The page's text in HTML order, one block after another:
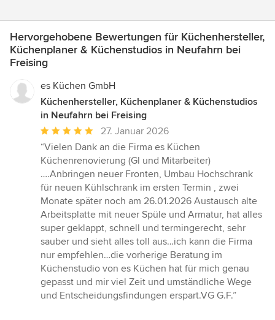
Hervorgehobene Bewertungen für Küchenhersteller,
Küchenplaner & Küchenstudios in Neufahrn bei
Freising
es Küchen GmbH
Küchenhersteller, Küchenplaner & Küchenstudios
in Neufahrn bei Freising
Durchschnittliche
Bewertung:
5
von
5
Sternen
27. Januar 2026
“Vielen Dank an die Firma es Küchen
Küchenrenovierung (Gl und Mitarbeiter)
….Anbringen neuer Fronten, Umbau Hochschrank
für neuen Kühlschrank im ersten Termin , zwei
Monate später noch am 26.01.2026 Austausch alte
Arbeitsplatte mit neuer Spüle und Armatur, hat alles
super geklappt, schnell und termingerecht, sehr
sauber und sieht alles toll aus…ich kann die Firma
nur empfehlen…die vorherige Beratung im
Küchenstudio von es Küchen hat für mich genau
gepasst und mir viel Zeit und umständliche Wege
und Entscheidungsfindungen erspart.VG G.F.”